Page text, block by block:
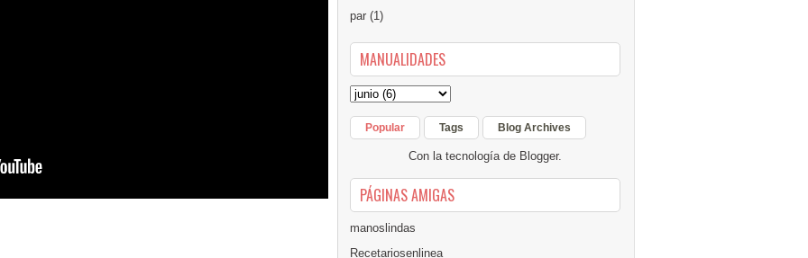
par (1)
MANUALIDADES
Popular Tags Blog Archives
Con la tecnología de Blogger.
PÁGINAS AMIGAS
manoslindas
Recetariosenlinea